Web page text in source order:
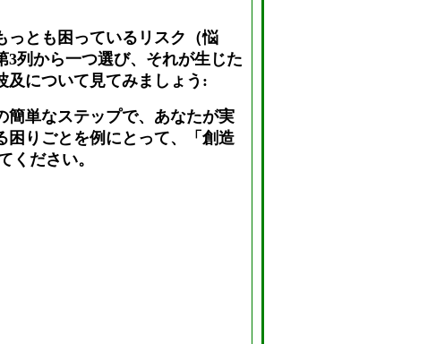
っとも困っているリスク（悩
3列から一つ選び、それが生じた
及について見てみましょう:
簡単なステップで、あなたが実
困りごとを例にとって、「創造
ください。